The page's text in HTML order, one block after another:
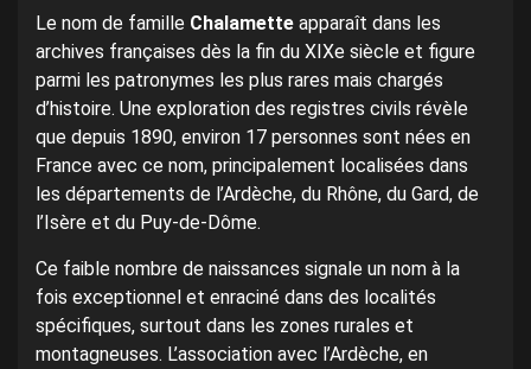
Le nom de famille Chalamette apparaît dans les
archives françaises dès la fin du XIXe siècle et figure
parmi les patronymes les plus rares mais chargés
d’histoire. Une exploration des registres civils révèle
que depuis 1890, environ 17 personnes sont nées en
France avec ce nom, principalement localisées dans
les départements de l’Ardèche, du Rhône, du Gard, de
l’Isère et du Puy-de-Dôme.
Ce faible nombre de naissances signale un nom à la
fois exceptionnel et enraciné dans des localités
spécifiques, surtout dans les zones rurales et
montagneuses. L’association avec l’Ardèche, en